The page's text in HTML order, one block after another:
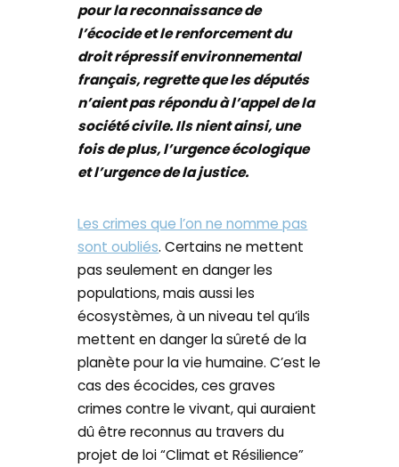
pour la reconnaissance de
l’écocide et le renforcement du
droit répressif environnemental
français, regrette que les députés
n’aient pas répondu à l’appel de la
société civile. Ils nient ainsi, une
fois de plus, l’urgence écologique
et l’urgence de la justice.
Les crimes que l’on ne nomme pas
sont oubliés. Certains ne mettent
pas seulement en danger les
populations, mais aussi les
écosystèmes, à un niveau tel qu’ils
mettent en danger la sûreté de la
planète pour la vie humaine. C’est le
cas des écocides, ces graves
crimes contre le vivant, qui auraient
dû être reconnus au travers du
projet de loi “Climat et Résilience”